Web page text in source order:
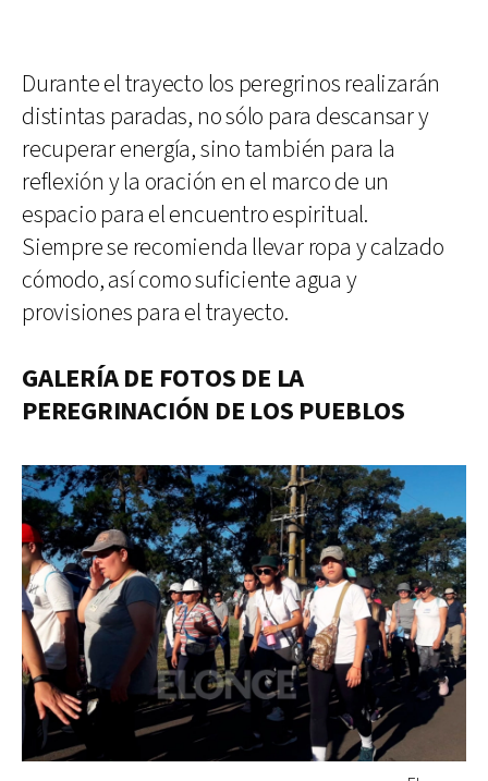
Durante el trayecto los peregrinos realizarán
distintas paradas, no sólo para descansar y
recuperar energía, sino también para la
reflexión y la oración en el marco de un
espacio para el encuentro espiritual.
Siempre se recomienda llevar ropa y calzado
cómodo, así como suficiente agua y
provisiones para el trayecto.
GALERÍA DE FOTOS DE LA
PEREGRINACIÓN DE LOS PUEBLOS